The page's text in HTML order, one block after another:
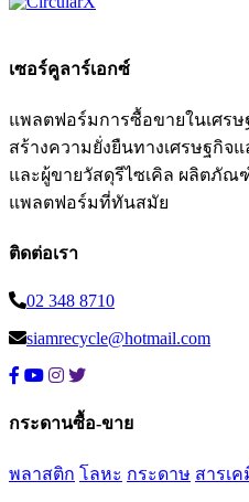
เซอร์คูลาร์เอกซ์
แพลตฟอร์มการซื้อขายในเศรษ
สร้างความยั่งยืนทางเศรษฐกิจ
และผู้ขายวัสดุรีไซเคิล ผลิตภัณ
แพลตฟอร์มที่ทันสมัย
ติดต่อเรา
02 348 8710
siamrecycle@hotmail.com
กระดานซื้อ-ขาย
พลาสติก โลหะ กระดาษ สารเค